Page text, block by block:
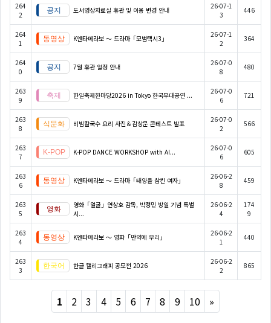
264
2
도서영상자료실 휴관 및 이용 변경 안내
26-07-1
3
446
264
1
K엔타메라보 ～ 드라마「모범택시3」
26-07-1
2
364
264
0
7월 휴관 일정 안내
26-07-0
8
480
263
9
한일축제한마당2026 in Tokyo 한국무대공연 ...
26-07-0
6
721
263
8
비빔칼국수 요리 사진＆감상문 콘테스트 발표
26-07-0
2
566
263
7
K-POP DANCE WORKSHOP with AI...
26-07-0
6
605
263
6
K엔타메라보 ～ 드라마「태양을 삼킨 여자」
26-06-2
8
459
263
5
영화「얼굴」연상호 감독, 박정민 방일 기념 특별
시...
26-06-2
4
174
9
263
4
K엔타메라보 ～ 영화「만약에 우리」
26-06-2
1
440
263
3
한글 캘리그래피 공모전 2026
26-06-2
2
865
1 2 3 4 5 6 7 8 9 10 »